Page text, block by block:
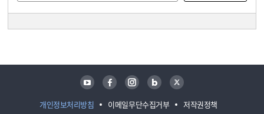
개인정보처리방침 이메일무단수집거부 저작권정책
유튜브 페이스북 인스타그램 블로그 트위터